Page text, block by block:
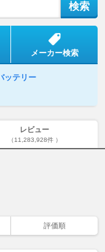
メーカー検索
ッテリー
レビュー
（11,283,928件 ）
評価順